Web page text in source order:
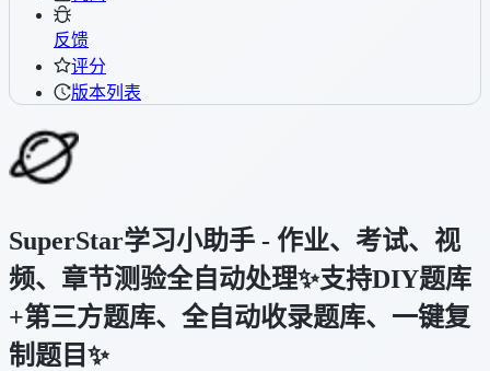
反馈
评分
版本列表
SuperStar学习小助手 - 作业、考试、视
频、章节测验全自动处理✨支持DIY题库
+第三方题库、全自动收录题库、一键复
制题目✨